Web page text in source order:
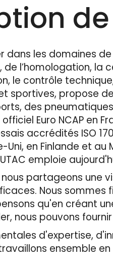
dans les domaines
de l’homologation,
le contrôle
sportives, propose
des
officiel Euro NCAP en
accrédités ISO
Uni, en Finlande et au
emploie
partageons une
Nous
qu'en créant
nous pouvons
d'expertise,
ensemble